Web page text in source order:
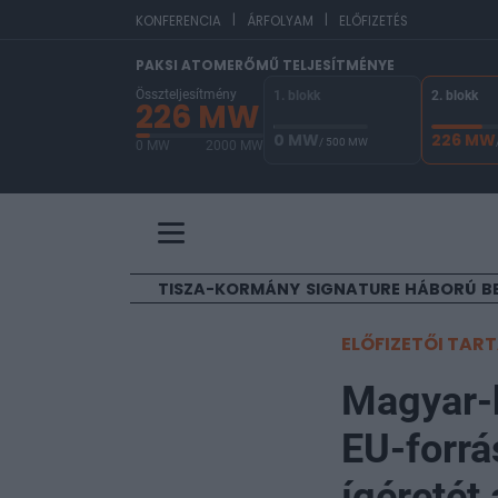
KONFERENCIA | ÁRFOLYAM | ELŐFIZETÉS
PAKSI ATOMERŐMŰ TELJESÍTMÉNYE
Összteljesítmény
226 MW
0 MW 2000 MW
1. blokk
0 MW/ 500 MW
2. blokk
226 MW
TISZA-KORMÁNY SIGNATURE HÁBORÚ
ELŐFIZETŐI
EU-